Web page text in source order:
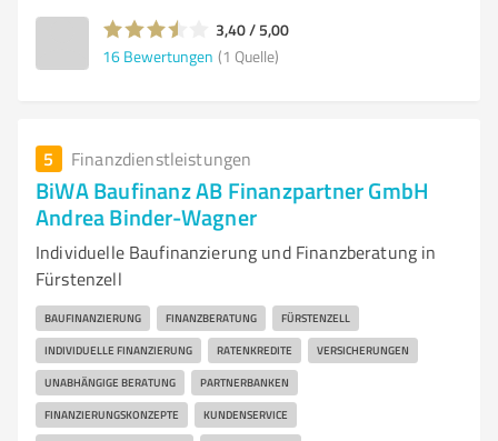
3,40 / 5,00
16 Bewertungen (1 Quelle)
5 Finanzdienstleistungen
BiWA Baufinanz AB Finanzpartner GmbH
Andrea Binder-Wagner
Individuelle Baufinanzierung und Finanzberatung in
Fürstenzell
BAUFINANZIERUNG FINANZBERATUNG FÜRSTENZELL
INDIVIDUELLE FINANZIERUNG RATENKREDITE VERSICHERUNGEN
UNABHÄNGIGE BERATUNG PARTNERBANKEN
FINANZIERUNGSKONZEPTE KUNDENSERVICE